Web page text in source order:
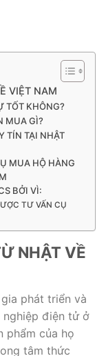
VIỆT NAM
TỐT KHÔNG?
MUA GÌ?
TÍN TẠI NHẬT
MUA HỘ HÀNG
BỞI VÌ:
TƯ VẤN CỤ
NHẬT VỀ
phát triển và
nghiệp điện tử ở
phẩm của họ
tâm thức